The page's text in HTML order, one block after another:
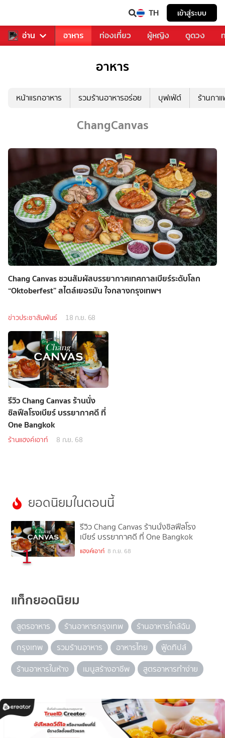
TH เข้าสู่ระบบ
อ่าน
รวงการเพลง อาหาร ท่องเที่ยว ผู้หญิง ดูดวง
อาหาร
หน้าแรกอาหาร รวมร้านอาหารอร่อย บุฟเฟ่ต์ ร้านกา
ChangCanvas
Chang Canvas ชวนสัมผัสบรรยากาศเทศกาลเบียร์ระดับโลก
“Oktoberfest” สไตล์เยอรมัน ใจกลางกรุงเทพฯ
ข่าวประชาสัมพันธ์ 18 ก.ย. 68
รีวิว Chang Canvas ร้านนั่ง
ชิลฟีลโรงเบียร์ บรรยากาศดี ที่
One Bangkok
ร้านแฮงค์เอาท์ 8 ก.ย. 68
ยอดนิยมในตอนนี้
1
รีวิว Chang Canvas ร้านนั่งชิลฟีลโรง
เบียร์ บรรยากาศดี ที่ One Bangkok
แฮงค์เอาท์ 8 ก.ย. 68
แท็กยอดนิยม
สูตรอาหาร ร้านอาหารกรุงเทพ
ร้านอาหารใกล้ฉัน
กรุงเทพ
รวมร้านอาหาร อาหารไทย
ฟู้ดทิปส์
ร้านอาหารในห้าง
เมนูสร้างอาชีพ สูตรอาหารทำง่าย